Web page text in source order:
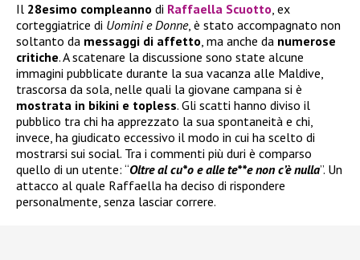
Il 28esimo compleanno di Raffaella Scuotto, ex
corteggiatrice di Uomini e Donne, è stato accompagnato non
soltanto da messaggi di affetto, ma anche da numerose
critiche. A scatenare la discussione sono state alcune
immagini pubblicate durante la sua vacanza alle Maldive,
trascorsa da sola, nelle quali la giovane campana si è
mostrata in bikini e topless. Gli scatti hanno diviso il
pubblico tra chi ha apprezzato la sua spontaneità e chi,
invece, ha giudicato eccessivo il modo in cui ha scelto di
mostrarsi sui social. Tra i commenti più duri è comparso
quello di un utente: “Oltre al cu*o e alle te**e non c’è nulla”. Un
attacco al quale Raffaella ha deciso di rispondere
personalmente, senza lasciar correre.